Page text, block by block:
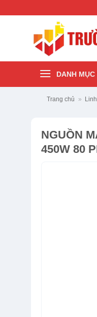
DANH
Trang chủ »
NGUỒN
450W 80